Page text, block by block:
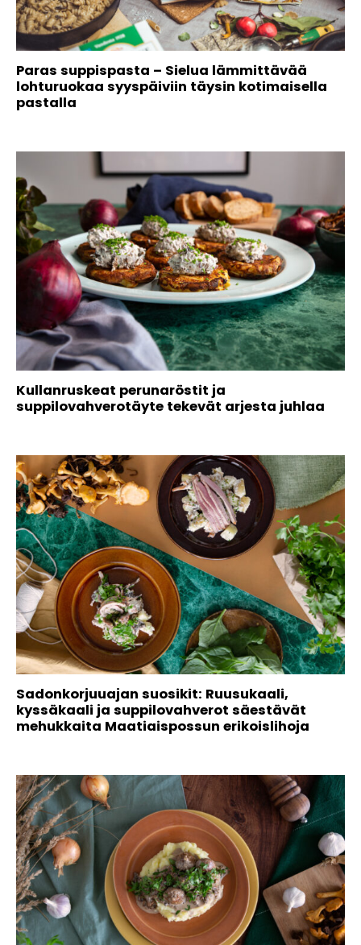
Paras suppispasta – Sielua lämmittävää
lohturuokaa syyspäiviin täysin kotimaisella
pastalla
Kullanruskeat perunaröstit ja
suppilovahverotäyte tekevät arjesta juhlaa
Sadonkorjuuajan suosikit: Ruusukaali,
kyssäkaali ja suppilovahverot säestävät
mehukkaita Maatiaispossun erikoislihoja